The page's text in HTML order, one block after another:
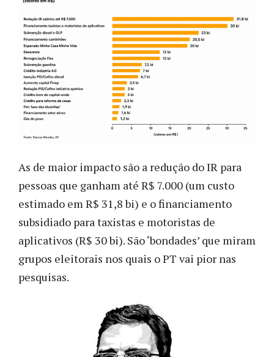
As de maior impacto são a redução do IR para
pessoas que ganham até R$ 7.000 (um custo
estimado em R$ 31,8 bi) e o financiamento
subsidiado para taxistas e motoristas de
aplicativos (R$ 30 bi). São ‘bondades’ que miram
grupos eleitorais nos quais o PT vai pior nas
pesquisas.